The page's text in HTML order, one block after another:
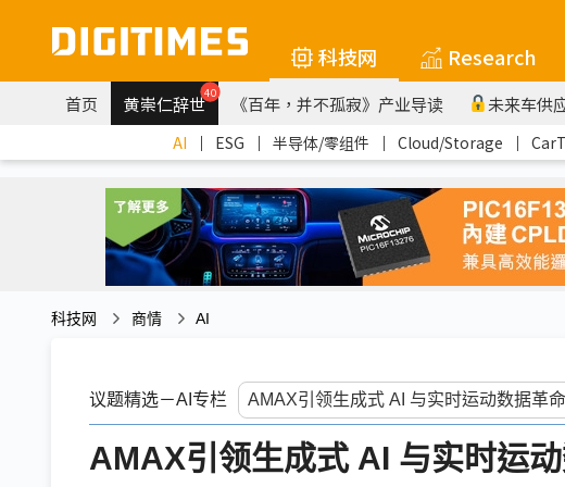
科技网 Research
首页 黄崇仁辞世40 《百年，并不孤寂》产业导读 未来车供
AI ｜ ESG ｜ 半导体/零组件 ｜ Cloud/Storage ｜
科技网 商情 AI
议题精选－AI专栏
AMAX引领生成式 AI 与实时运